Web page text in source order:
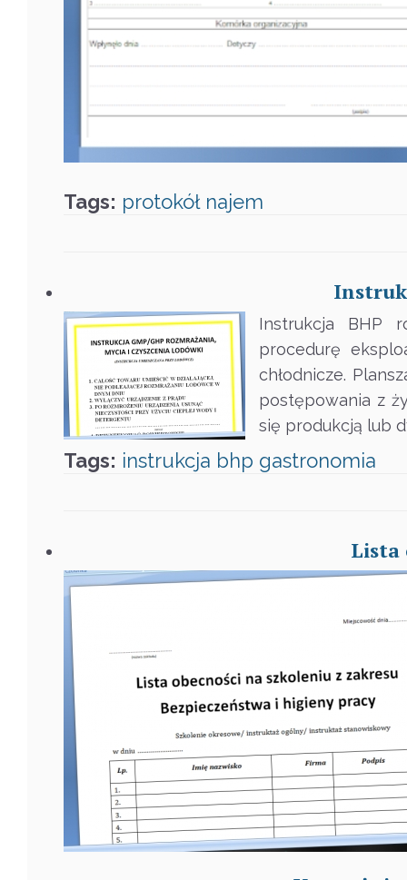
Tags: protokół najem
Instrukcja BHP
procedurę
chłodnicze.
postępowania z
się produkcją lub
Tags: instrukcja bhp gastronomia
Lista